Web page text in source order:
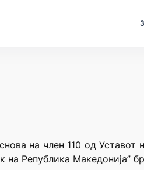
на член 110 од
на Република Македонија”